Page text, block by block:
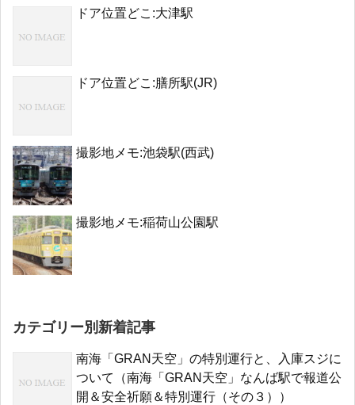
ドア位置どこ:大津駅
ドア位置どこ:膳所駅(JR)
撮影地メモ:池袋駅(西武)
撮影地メモ:稲荷山公園駅
カテゴリー別新着記事
南海「GRAN天空」の特別運行と、入庫スジに
ついて（南海「GRAN天空」なんば駅で報道公
開＆安全祈願＆特別運行（その３））